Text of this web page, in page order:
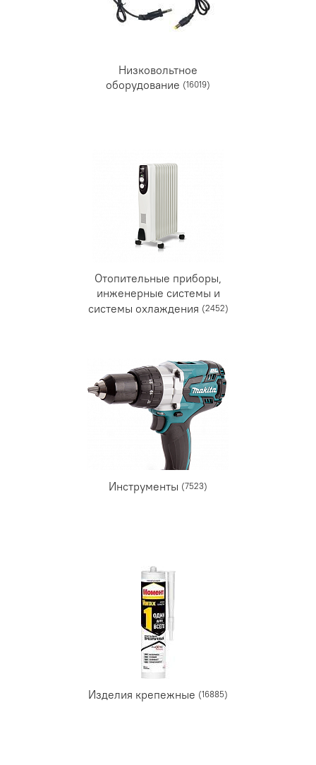
Низковольтное
оборудование (16019)
Отопительные приборы,
инженерные системы и
системы охлаждения (2452)
Инструменты (7523)
Изделия крепежные (16885)